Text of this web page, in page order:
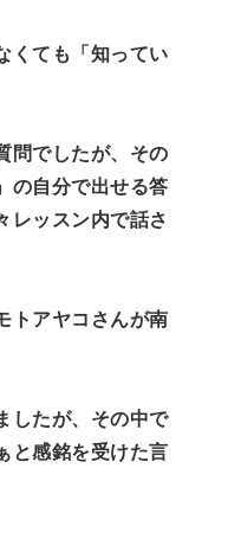
くても「知ってい
問でしたが、その
の自分で出せる答
レッスン内で話さ
トアヤコさんが南
したが、その中で
と感銘を受けた言